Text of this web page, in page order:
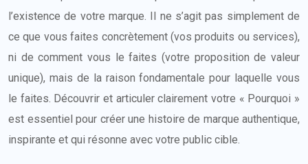
l’existence de votre marque. Il ne s’agit pas simplement de
ce que vous faites concrètement (vos produits ou services),
ni de comment vous le faites (votre proposition de valeur
unique), mais de la raison fondamentale pour laquelle vous
le faites. Découvrir et articuler clairement votre « Pourquoi »
est essentiel pour créer une histoire de marque authentique,
inspirante et qui résonne avec votre public cible.